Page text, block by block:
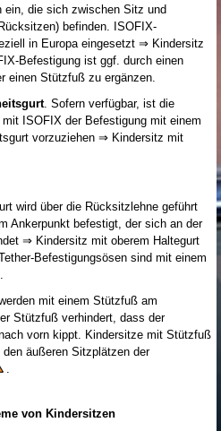
ein, die sich zwischen Sitz und
befinden. ISOFIX-
in Europa eingesetzt ⇒ Kindersitz
Befestigung ist ggf. durch einen
einen Stützfuß zu ergänzen.
. Sofern verfügbar, ist die
ISOFIX der Befestigung mit einem
vorzuziehen ⇒ Kindersitz mit
wird über die Rücksitzlehne geführt
Ankerpunkt befestigt, der sich an der
⇒ Kindersitz mit oberem Haltegurt
Befestigungsösen sind mit einem
mit einem Stützfuß am
Stützfuß verhindert, dass der
vorn kippt. Kindersitze mit Stützfuß
äußeren Sitzplätzen der
.
von Kindersitzen